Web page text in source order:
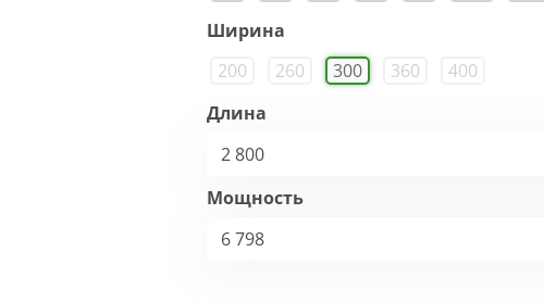
Ширина
200
260 300 360
400
Длина
2 800
Мощность
6 798